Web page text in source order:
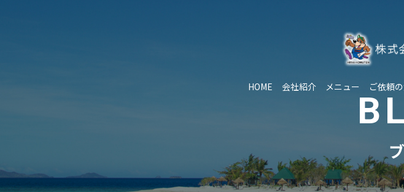
HOME 会社紹介 メニュー ご依頼